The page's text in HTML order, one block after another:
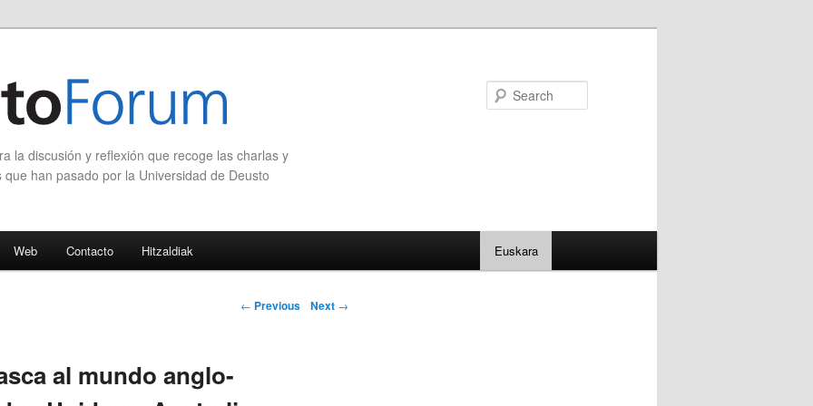
la discusión y reflexión que recoge las charlas y
han pasado por la Universidad de Deusto
Web Contacto Hitzaldiak Euskara
Post navigation
← Previous Next →
al mundo anglo-